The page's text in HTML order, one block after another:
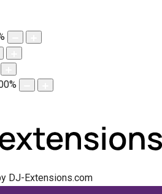
%
DJ-Extensions.com